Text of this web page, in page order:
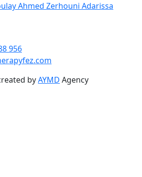
Ahmed Zerhouni Adarissa
956
byAYMD Agency